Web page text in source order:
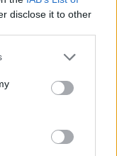
disclose it to other
or more Google
You may click to
party tags to
in below Google
a-clark-adam-teri-
angyalfold-sbi-red-zvi-